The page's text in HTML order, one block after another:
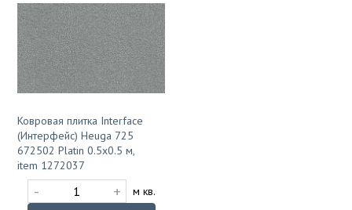
Ковровая плитка Interface
(Интерфейс) Heuga 725
672502 Platin 0.5x0.5 м,
item 1272037
- +
м кв.